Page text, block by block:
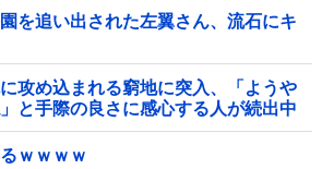
を追い出された左翼さん、流石にキ
攻め込まれる窮地に突入、「ようや
と手際の良さに感心する人が続出中
ｗｗｗｗ